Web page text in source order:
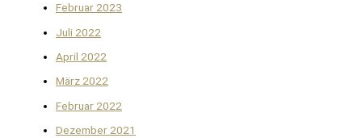
Februar 2023
Juli 2022
April 2022
März 2022
Februar 2022
Dezember 2021